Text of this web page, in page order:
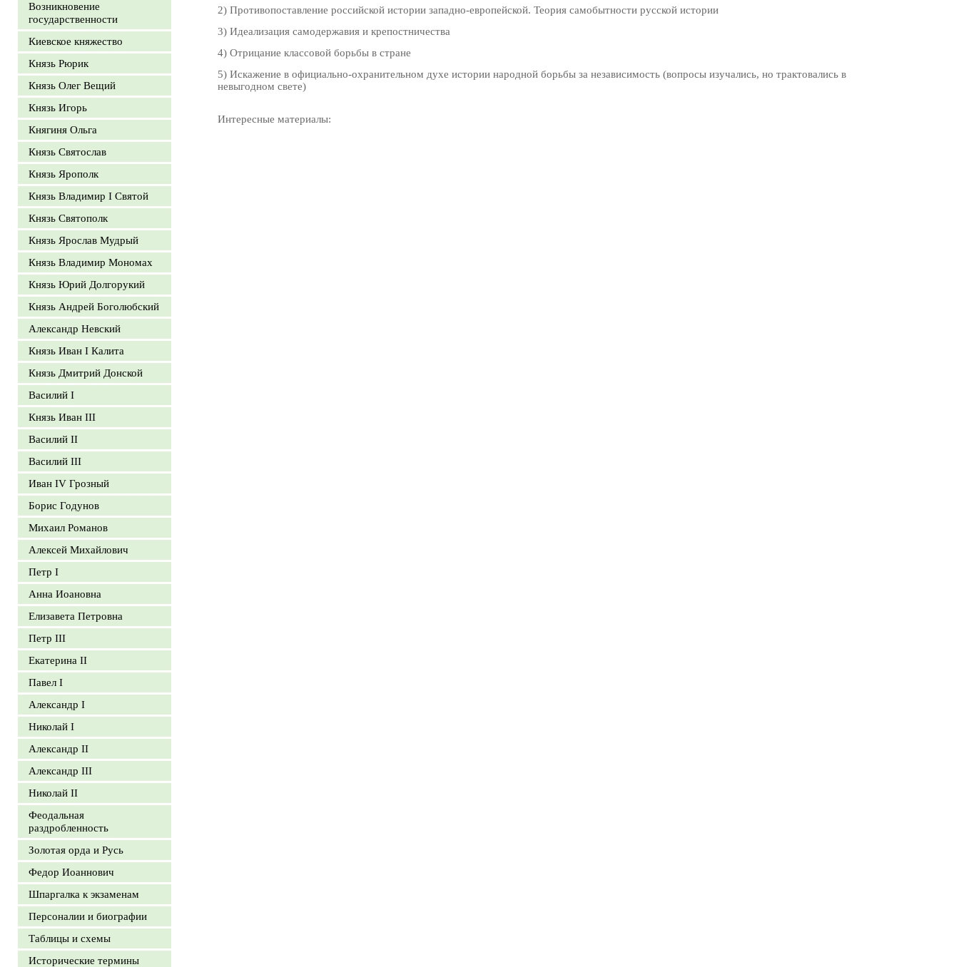
Возникновение
государственности
Киевское княжество
Князь Рюрик
Князь Олег Вещий
Князь Игорь
Княгиня Ольга
Князь Святослав
Князь Ярополк
Князь Владимир I Святой
Князь Святополк
Князь Ярослав Мудрый
Князь Владимир Мономах
Князь Юрий Долгорукий
Князь Андрей Боголюбский
Александр Невский
Князь Иван I Калита
Князь Дмитрий Донской
Василий I
Князь Иван III
Василий II
Василий III
Иван IV Грозный
Борис Годунов
Михаил Романов
Алексей Михайлович
Петр I
Анна Иоановна
Елизавета Петровна
Петр III
Екатерина II
Павел I
Александр I
Николай I
Александр II
Александр III
Николай II
Феодальная
раздробленность
Золотая орда и Русь
Федор Иоаннович
Шпаргалка к экзаменам
Персоналии и биографии
Таблицы и схемы
Исторические термины
2) Противопоставление российской истории западно-европейской. Теория самобытности русской истории
3) Идеализация самодержавия и крепостничества
4) Отрицание классовой борьбы в стране
5) Искажение в официально-охранительном духе истории народной борьбы за независимость (вопросы изучались, но трактовались в
невыгодном свете)
Интересные материалы: